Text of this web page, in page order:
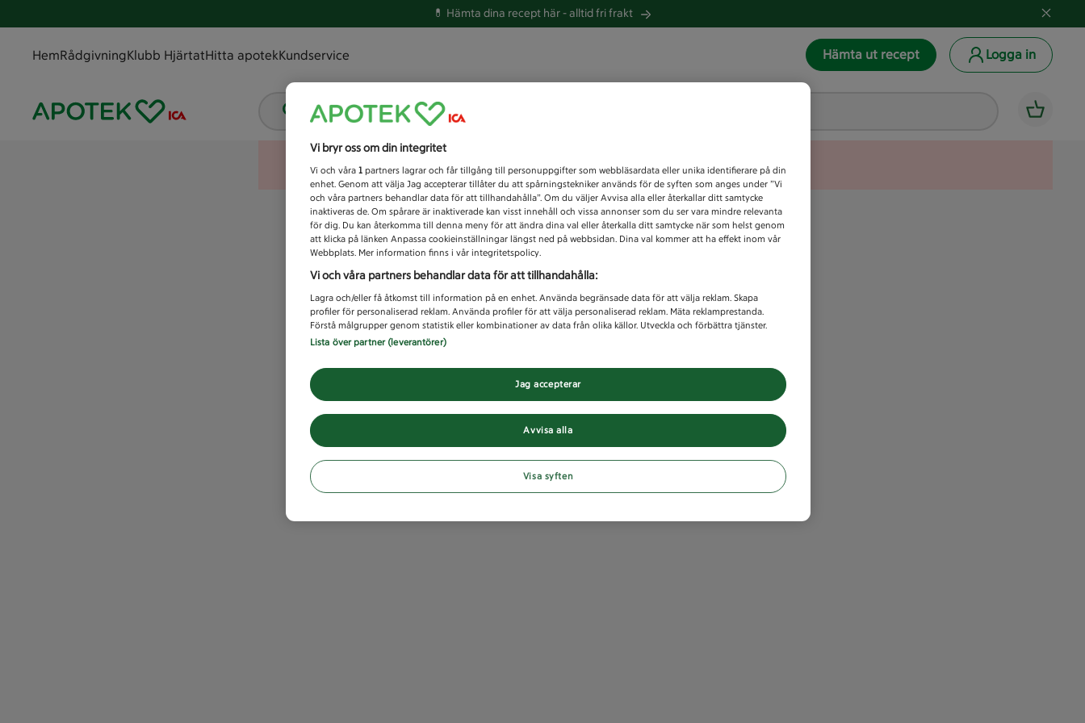
💊 Hämta dina recept här -alltid fri frakt
HemRådgivningKlubb HjärtatHitta apotekKundservice Hämta ut recept Logga in
Vad letar du efter idag?
Unknown error
Vi bryr oss om din integritet
Vi och våra 1 partners lagrar och får tillgång till personuppgifter som webbläsardata eller unika identifierare på din
enhet. Genom att välja Jag accepterar tillåter du att spårningstekniker används för de syften som anges under ”Vi
och våra partners behandlar data för att tillhandahålla”. Om du väljer Avvisa alla eller återkallar ditt samtycke
inaktiveras de. Om spårare är inaktiverade kan visst innehåll och vissa annonser som du ser vara mindre relevanta
för dig. Du kan återkomma till denna meny för att ändra dina val eller återkalla ditt samtycke när som helst genom
att klicka på länken Anpassa cookieinställningar längst ned på webbsidan. Dina val kommer att ha effekt inom vår
Webbplats. Mer information finns i vår integritetspolicy.
Vi och våra partners behandlar data för att tillhandahålla:
Lagra och/eller få åtkomst till information på en enhet. Använda begränsade data för att välja reklam. Skapa
profiler för personaliserad reklam. Använda profiler för att välja personaliserad reklam. Mäta reklamprestanda.
Förstå målgrupper genom statistik eller kombinationer av data från olika källor. Utveckla och förbättra tjänster.
Lista över partner (leverantörer)
Avvisa alla
Jag accepterar
Visa syften